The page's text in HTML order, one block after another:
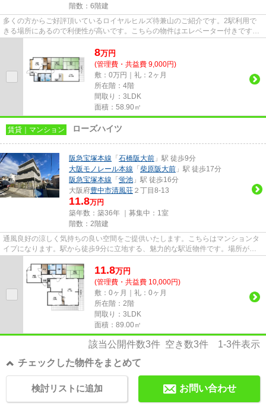
階数：6階建
多くの方からご好評頂いているロイヤルヒルズ待兼山のご紹介です。2駅利用で
きる場所にあるので利便性が高いです。こちらの物件はエレベーター付きです。
8万円
(管理費・共益費 9,000円)
敷：0万円｜礼：2ヶ月
所在階：4階
間取り：3LDK
面積：58.90㎡
賃貸｜マンション ローズハイツ
阪急宝塚本線 「 石橋阪大前 」駅 徒歩9分
大阪モノレール本線 「 柴原阪大前 」駅 徒歩17分
阪急宝塚本線 「 蛍池 」駅 徒歩16分
大阪府豊中市清風荘 ２丁目8-13
11.8万円
築年数：築36年 ｜募集中： 1室
階数：2階建
通風良好の涼しく気持ちの良い空間をご提供いたします。こちらはマンションタ
イプになります。駅から徒歩9分に立地する、魅力的な駅近物件です。場所が平
11.8万円
(管理費・共益費 10,000円)
敷：0ヶ月｜礼：0ヶ月
所在階：2階
間取り：3LDK
面積：89.00㎡
該当公開件数3件 空き数3件 1-3件表示
チェックした物件をまとめて
お問い合わせ
検討リストに追加